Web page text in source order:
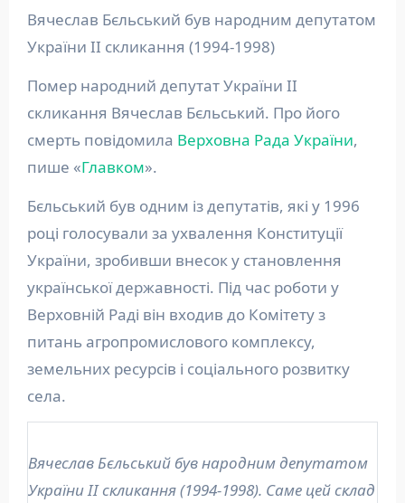
Вячеслав Бєльський був народним депутатом
України II скликання (1994-1998)
Помер народний депутат України II
скликання Вячеслав Бєльський. Про його
смерть повідомила Верховна Рада України,
пише «Главком».
Бєльський був одним із депутатів, які у 1996
році голосували за ухвалення Конституції
України, зробивши внесок у становлення
української державності. Під час роботи у
Верховній Раді він входив до Комітету з
питань агропромислового комплексу,
земельних ресурсів і соціального розвитку
села.
Вячеслав Бєльський був народним депутатом
України II скликання (1994-1998). Саме цей склад